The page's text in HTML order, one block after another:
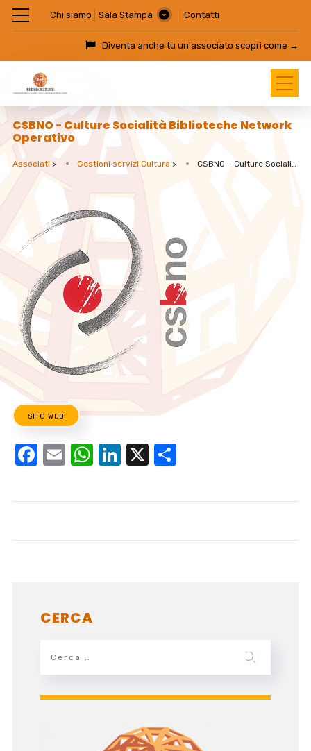
Chi siamo Sala Stampa Contatti
Diventa anche tu un'associatoscopri come →
CSBNO - Culture Socialità Biblioteche Network
Operativo
Associati > Gestioni servizi Cultura > CSBNO – Culture Socialità Biblioteche Network Operativo
SITO WEB
Facebook
EmailWhatsApp
LinkedIn
X Condividi
CERCA